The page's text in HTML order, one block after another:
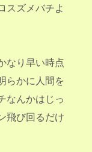
スズメバチよ
なり早い時点
らかに人間を
なんかはじっ
飛び回るだけ